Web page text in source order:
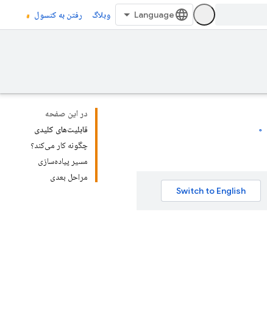
وبلاگ رفتن به کنسول
در این صفحه
قابلیت‌های کلیدی
چگونه کار می‌کند؟
مسیر پیاده‌سازی
مراحل بعدی